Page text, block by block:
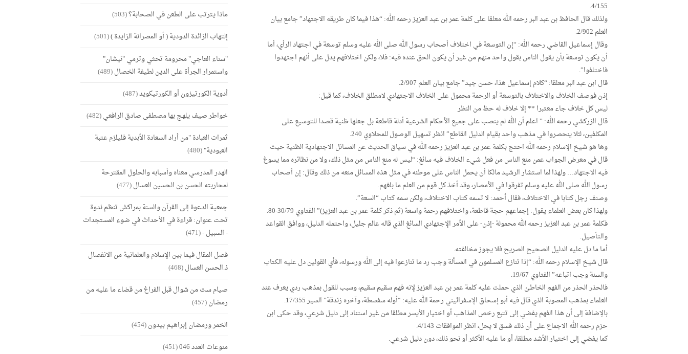
4/155.
ولذلك قال الحافظ بن عبد البر رحمه الله معلقا على كلمة عمر بن عبد العزيز رحمه الله: “هذا فيما كان طريقه الاجتهاد” جامع بيان
العلم 2/902.
وقال إسماعيل القاضي رحمه الله: “إن التوسعة في اختلاف أصحاب رسول الله صلى الله عليه وسلم توسعة في اجتهاد الرأي، أما
أن يكون توسعة بأن يقول الناس بقول واحد منهم من غير أن يكون الحق عنده فيه: فلا، ولكن اختلافهم يدل على أنهم اجتهدوا
فاختلفوا”.
قال ابن عبد البر معلقا: “كلام إسماعيل هذا، حسن جيد” جامع بيان العلم 2/907.
إذن فوصف الخلاف والاختلاف بالتوسعة أو الرحمة محمول على الخلاف الاجتهادي لامطلق الخلاف، كما قيل:
ليس كل خلاف جاء معتبرا ** إلا خلاف له حظ من النظر
قال الزركشي رحمه الله: ” اعلم أن الله لم ينصب على جميع الأحكام الشرعية أدلة قاطعة بل جعلها ظنية قصدا للتوسيع على
المكلفين، لئلا ينحصروا في مذهب واحد بقيام الدليل القاطع” انظر تسهيل الوصول للمحلاوي 240.
وها هو شيخ الإسلام رحمه الله احتج بكلمة عمر بن عبد العزيز رحمه الله في سياق الحديث عن المسائل الاجتهادية الظنية حيث
قال في معرض الجواب عمن منع الناس من فعل شيء الخلاف فيه سائغ: “ليس له منع الناس من مثل ذلك، ولا من نظائره مما يسوغ
فيه الاجتهاد… ولهذا لما استشار الرشيد مالكا أن يحمل الناس على موطئه في مثل هذه المسائل منعه من ذلك وقال: إن أصحاب
رسول الله صلى الله عليه وسلم تفرقوا في الأمصار، وقد أخذ كل قوم من العلم ما بلغهم.
وصنف رجل كتابا في الاختلاف، فقال أحمد: لا تسمه كتاب الاختلاف، ولكن سمه كتاب “السعة”.
ولهذا كان بعض العلماء يقول: إجماعهم حجة قاطعة، واختلافهم رحمة واسعة (ثم ذكر كلمة عمر بن عبد العزيز)” الفتاوي 30/79-80.
فكلمة عمر بن عبد العزيز رحمه الله محمولة -إذن- على الأمر الإجتهادي السائغ الذي قاله عالم جليل، واحتمله الدليل، ووافق القواعد
والتأصيل.
أما ما دل عليه الدليل الصحيح الصريح فلا يجوز مخالفته.
قال شيخ الإسلام رحمه الله: “إذا تنازع المسلمون في المسألة وجب رد ما تنازعوا فيه إلى الله ورسوله، فأي القولين دل عليه الكتاب
والسنة وجب اتباعه” الفتاوي 19/67.
فالحذر الحذر من الفهم الخاطئ الذي حملت عليه كلمة عمر بن عبد العزيز لإنه فهم سقيم سقيم، وسبب للقول بمذهب ردي يعرف عند
العلماء بمذهب المصوبة الذي قال فيه أبو إسحاق الإسفرائيني رحمة الله عليه: “أوله سفسطة، وآخره زندقة” السير 17/355.
بالإضافة إلى أن هذا الفهم يفضي إلى تتبع رخص المذاهب أو اختيار الأيسر مطلقا من غير استناد إلى دليل شرعي، وقد حكى ابن
حزم رحمه الله الاجماع على أن ذلك فسق لا يحل، انظر الموافقات 4/143.
كما يفضي إلى اختيار الأشد مطلقا، أو ما عليه الأكثر أو نحو ذلك، دون دليل شرعي.
ماذا يترتب على الطعن في الصحابة؟(503)
إلتهاب الزائدة الدودية ( أو المصرانة الزايدة )(501)
"سناء العاجي" محرومة تحثي وترمي "نيشان"
واستمرار الجرأة على الدين لطيفة الخصال(489)
أدوية الكورتيزون أو الكورتيكويد(487)
خواطر صيف يلهج بها مصطفى صادق الرافعي(482)
ثمرات العبادة "من أراد السعادة الأبدية فليلزم عتبة
العبودية"(480)
الهدر المدرسي معناه وأسبابه والحلول المقترحة
لمحاربته الحسن بن الحسين العسال(477)
جمعية الدعوة إلى القرآن والسنة بمراكش تنظم ندوة
تحت عنوان: قراءة في الأحداث في ضوء المستجدات
- السبيل -(471)
فصل المقال فيما بين الإسلام والعلمانية من الانفصال
ذ.الحسن العسال(468)
صيام ست من شوال قبل الفراغ من قضاء ما عليه من
رمضان(457)
الخمر ورمضان إبراهيم بيدون(454)
منوعات العدد 046
(451)